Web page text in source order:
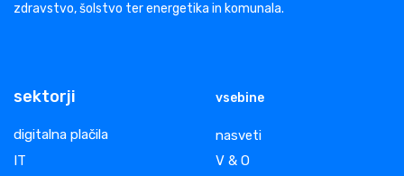
zdravstvo, šolstvo ter energetika in komunala.
sektorji
digitalna plačila
IT
vsebine
nasveti
V & O